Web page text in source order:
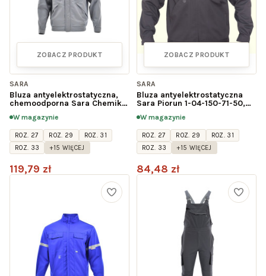
ZOBACZ PRODUKT
SARA
Bluza antyelektrostatyczna,
chemoodporna Sara Chemik-
W magazynie
ROZ. 27 ROZ. 29
ROZ. 31
ROZ. 33
+15 WIĘCEJ
119,79 zł
ZOBACZ PRODUKT
SARA
Bluza antyelektrostatyczna
Sara Piorun 1-04-150-71-50,
W magazynie
ROZ. 27 ROZ. 29
ROZ. 31
ROZ. 33
+15 WIĘCEJ
84,48 zł